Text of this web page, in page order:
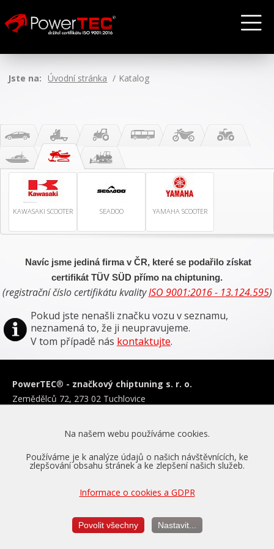
Jste na: Úvodní stránka Katalog
KAWASAKI SCOOTER SEADOO YAMAHA SCOOTER
Navíc jsme jediná firma v ČR, které se podařilo získat
certifikát TÜV SÜD přímo na chiptuning.
(registrační číslo certifikátu kvalityISO 9001:2016 - 13.124.595)
Pokud jste nenašli značku vozu v seznamu,
neznamená to, že ji neupravujeme.
V tom případě nás kontaktujte.
PowerTEC® - značkový chiptuning s. r. o.
Zemědělců 72, 273 02 Tuchlovice
info@powertec.cz
Programování DSG převodovek
Reinstalace filtrů DPF
Schválení ministerstva dopravy
Na našem webu používáme cookies.
Používáme je k analýze údajů o našich návštěvnících, ke
zlepšování obsahu stránek a ke zlepšení našich služeb.
Informace o cookies a GDPR
Povolit všechny Nastavit...